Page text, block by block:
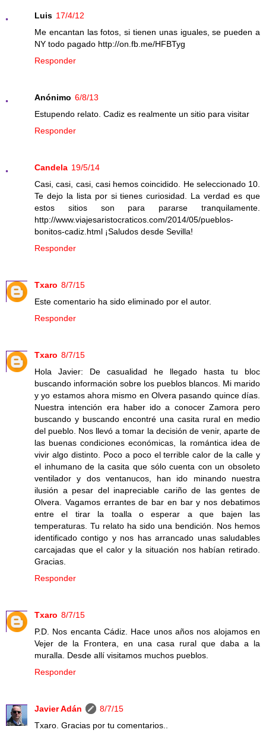
Luis 17/4/12
Me encantan las fotos, si tienen unas iguales, se pueden a
NY todo pagado http://on.fb.me/HFBTyg
Responder
Anónimo 6/8/13
Estupendo relato. Cadiz es realmente un sitio para visitar
Responder
Candela 19/5/14
Casi, casi, casi, casi hemos coincidido. He seleccionado 10.
Te dejo la lista por si tienes curiosidad. La verdad es que
estos sitios son para pararse tranquilamente.
http://www.viajesaristocraticos.com/2014/05/pueblos-
bonitos-cadiz.html ¡Saludos desde Sevilla!
Responder
Txaro 8/7/15
Este comentario ha sido eliminado por el autor.
Responder
Txaro 8/7/15
Hola Javier: De casualidad he llegado hasta tu bloc
buscando información sobre los pueblos blancos. Mi marido
y yo estamos ahora mismo en Olvera pasando quince días.
Nuestra intención era haber ido a conocer Zamora pero
buscando y buscando encontré una casita rural en medio
del pueblo. Nos llevó a tomar la decisión de venir, aparte de
las buenas condiciones económicas, la romántica idea de
vivir algo distinto. Poco a poco el terrible calor de la calle y
el inhumano de la casita que sólo cuenta con un obsoleto
ventilador y dos ventanucos, han ido minando nuestra
ilusión a pesar del inapreciable cariño de las gentes de
Olvera. Vagamos errantes de bar en bar y nos debatimos
entre el tirar la toalla o esperar a que bajen las
temperaturas. Tu relato ha sido una bendición. Nos hemos
identificado contigo y nos has arrancado unas saludables
carcajadas que el calor y la situación nos habían retirado.
Gracias.
Responder
Txaro 8/7/15
P.D. Nos encanta Cádiz. Hace unos años nos alojamos en
Vejer de la Frontera, en una casa rural que daba a la
muralla. Desde allí visitamos muchos pueblos.
Responder
Javier Adán
8/7/15
Txaro. Gracias por tu comentarios..